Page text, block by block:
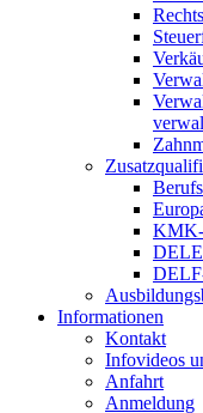
Informationen
Kontakt
Infovideos
Anfahrt
Anmeldung